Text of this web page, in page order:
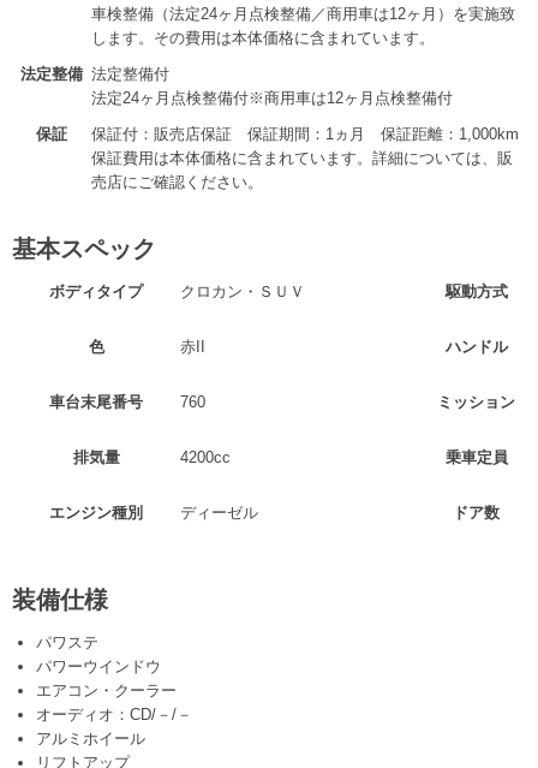
車検整備（法定24ヶ月点検整備／商用車は12ヶ月）を実施致
します。その費用は本体価格に含まれています。
法定整備 法定整備付
法定24ヶ月点検整備付※商用車は12ヶ月点検整備付
保証
保証付：販売店保証 保証期間：1ヵ月 保証距離：1,000km
保証費用は本体価格に含まれています。詳細については、販
売店にご確認ください。
基本スペック
ボディタイプ クロカン・ＳＵＶ 駆動方式
色 赤II ハンドル
車台末尾番号 760 ミッション
排気量 4200cc 乗車定員
エンジン種別 ディーゼル ドア数
装備仕様
パワステ
パワーウインドウ
エアコン・クーラー
オーディオ：CD/－/－
アルミホイール
リフトアップ